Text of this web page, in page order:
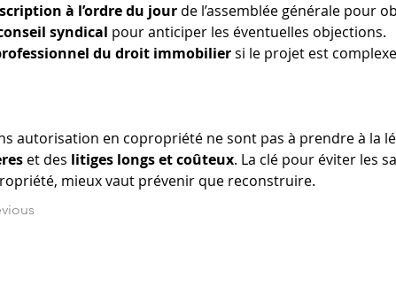
à l’ordre du jour de l’assemblée générale pour
syndical pour anticiper les éventuelles objections.
du droit immobilier si le projet est
autorisation en copropriété ne sont pas à prendre à la
et des litiges longs et coûteux. La clé pour éviter les
mieux vaut prévenir que reconstruire.